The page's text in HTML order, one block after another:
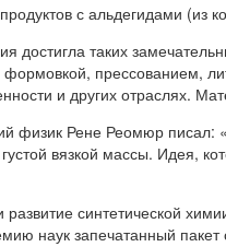
с альдегидами
достигла таких
прессованием,
и других отраслях.
физик Рене Реомюр
вязкой массы. Идея,
развитие синтетической
наук запечатанный